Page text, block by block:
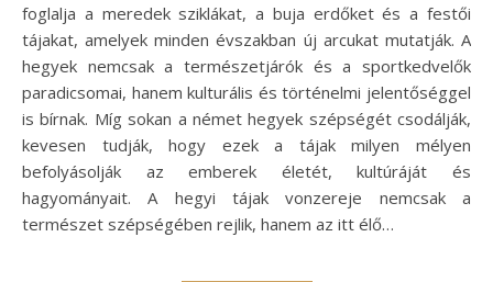
foglalja a meredek sziklákat, a buja erdőket és a festői
tájakat, amelyek minden évszakban új arcukat mutatják. A
hegyek nemcsak a természetjárók és a sportkedvelők
paradicsomai, hanem kulturális és történelmi jelentőséggel
is bírnak. Míg sokan a német hegyek szépségét csodálják,
kevesen tudják, hogy ezek a tájak milyen mélyen
befolyásolják az emberek életét, kultúráját és
hagyományait. A hegyi tájak vonzereje nemcsak a
természet szépségében rejlik, hanem az itt élő…